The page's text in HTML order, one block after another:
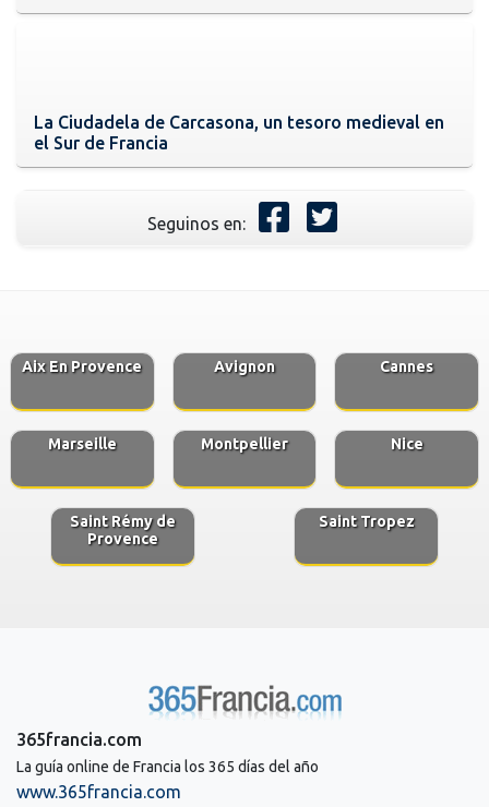
La Ciudadela de Carcasona, un tesoro medieval en
el Sur de Francia
Seguinos en:
Aix En Provence Avignon Cannes
Marseille Montpellier Nice
Saint Rémy de
Provence
Saint Tropez
365francia.com
La guía online de Francia los 365 días del año
www.365francia.com